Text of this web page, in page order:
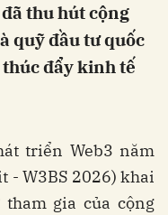
thu hút cộng
quỹ đầu tư quốc
đẩy kinh tế
triển Web3 năm
- W3BS 2026) khai
gia của cộng
Hủy Gửi